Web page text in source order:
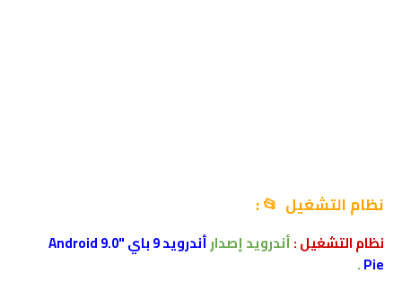
نظام التشغيل 📂 :
نظام التشغيل :أندرويد إصدار
أندرويد 9 باي "Android 9.0
Pie
.